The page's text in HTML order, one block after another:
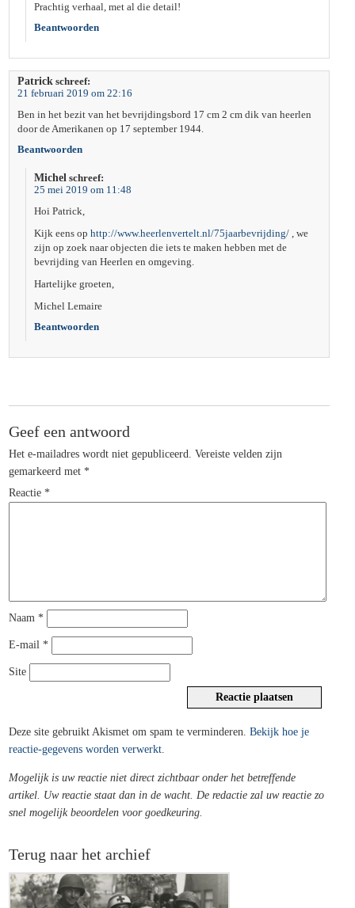
Prachtig verhaal, met al die detail!
Beantwoorden
Patrick schreef:
21 februari 2019 om 22:16
Ben in het bezit van het bevrijdingsbord 17 cm 2 cm dik van heerlen
door de Amerikanen op 17 september 1944.
Beantwoorden
Michel schreef:
25 mei 2019 om 11:48
Hoi Patrick,
Kijk eens ophttp://www.heerlenvertelt.nl/75jaarbevrijding/ , we
zijn op zoek naar objecten die iets te maken hebben met de
bevrijding van Heerlen en omgeving.
Hartelijke groeten,
Michel Lemaire
Beantwoorden
Geef een antwoord
Het e-mailadres wordt niet gepubliceerd. Vereiste velden zijn
gemarkeerd met*
Reactie*
Naam*
E-mail*
Site
Deze site gebruikt Akismet om spam te verminderen.Bekijk hoe je
reactie-gegevens worden verwerkt.
Mogelijk is uw reactie niet direct zichtbaar onder het betreffende
artikel. Uw reactie staat dan in de wacht. De redactie zal uw reactie zo
snel mogelijk beoordelen voor goedkeuring.
Terug naar het archief